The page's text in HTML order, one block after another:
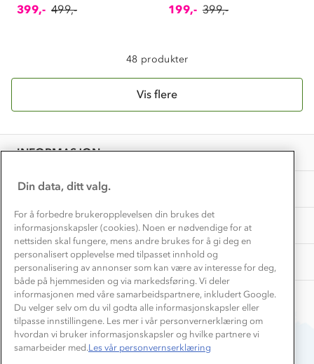
399,- 499,- 199,- 399,-
48 produkter
Vis flere
INFORMASJON
Våre butikker
Bedrift, barnehage og SFO
Presse
OM OSS
Dyreetikk
Samarbeide med oss?
TIPS OG RÅD
Dette trenger du til barnehagen
Store størrelser
Turmat oppskrifter
Beredskap
AKTIVITETER
Norgesferie 🇳🇴
Få turinspirasjon og tips her⛰
Overnatte utendørs⛺
Leirskole 🥾
Barnehageansatt
Tips til hyttetur
Din data, ditt valg.
For å forbedre brukeropplevelsen din brukes det
informasjonskapsler (cookies). Noen er nødvendige for at
nettsiden skal fungere, mens andre brukes for å gi deg en
personalisert opplevelse med tilpasset innhold og
personalisering av annonser som kan være av interesse for deg,
både på hjemmesiden og via markedsføring. Vi deler
informasjonen med våre samarbeidspartnere, inkludert Google.
Du velger selv om du vil godta alle informasjonskapsler eller
tilpasse innstillingene. Les mer i vår personvernerklæring om
hvordan vi bruker informasjonskapsler og hvilke partnere vi
samarbeider med.Les vår personvernserklæring